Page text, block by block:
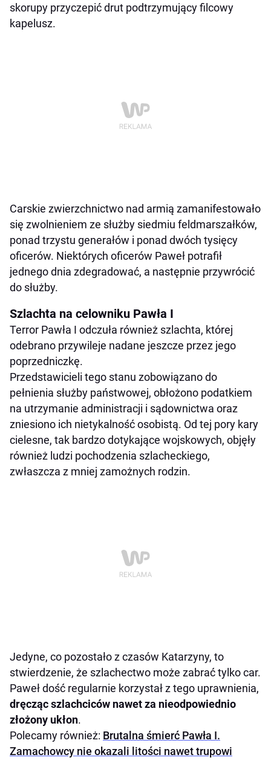
skorupy przyczepić drut podtrzymujący filcowy
kapelusz.
Carskie zwierzchnictwo nad armią zamanifestowało
się zwolnieniem ze służby siedmiu feldmarszałków,
ponad trzystu generałów i ponad dwóch tysięcy
oficerów. Niektórych oficerów Paweł potrafił
jednego dnia zdegradować, a następnie przywrócić
do służby.
Szlachta na celowniku Pawła I
Terror Pawła I odczuła również szlachta, której
odebrano przywileje nadane jeszcze przez jego
poprzedniczkę.
Przedstawicieli tego stanu zobowiązano do
pełnienia służby państwowej, obłożono podatkiem
na utrzymanie administracji i sądownictwa oraz
zniesiono ich nietykalność osobistą. Od tej pory kary
cielesne, tak bardzo dotykające wojskowych, objęły
również ludzi pochodzenia szlacheckiego,
zwłaszcza z mniej zamożnych rodzin.
Jedyne, co pozostało z czasów Katarzyny, to
stwierdzenie, że szlachectwo może zabrać tylko car.
Paweł dość regularnie korzystał z tego uprawnienia,
dręcząc szlachciców nawet za nieodpowiednio
złożony ukłon.
Polecamy również: Brutalna śmierć Pawła I.
Zamachowcy nie okazali litości nawet trupowi